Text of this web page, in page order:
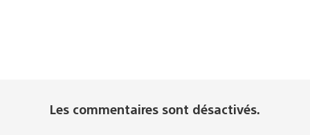
Les commentaires sont désactivés.